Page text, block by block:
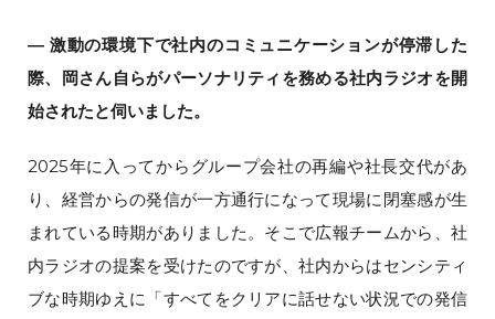
― 激動の環境下で社内のコミュニケーションが停滞した
際、岡さん自らがパーソナリティを務める社内ラジオを開
始されたと伺いました。
2025年に入ってからグループ会社の再編や社長交代があ
り、経営からの発信が一方通行になって現場に閉塞感が生
まれている時期がありました。そこで広報チームから、社
内ラジオの提案を受けたのですが、社内からはセンシティ
ブな時期ゆえに「すべてをクリアに話せない状況での発信